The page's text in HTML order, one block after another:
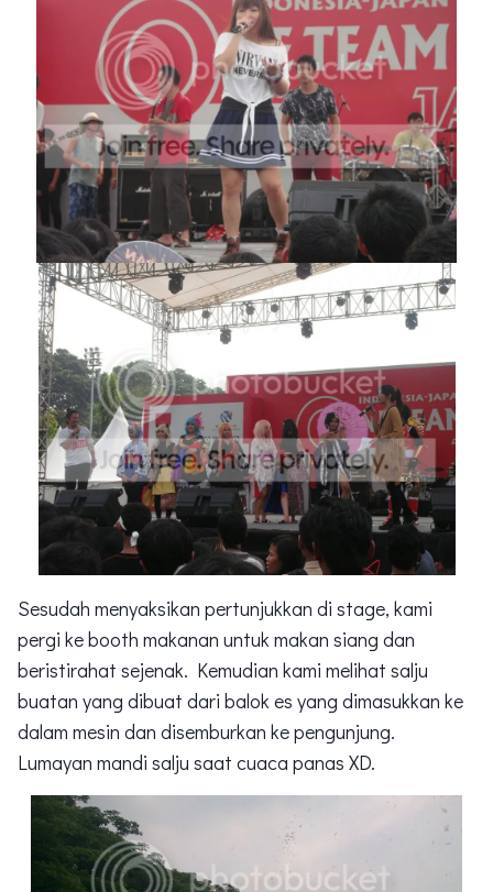
Sesudah menyaksikan pertunjukkan di stage, kami
pergi ke booth makanan untuk makan siang dan
beristirahat sejenak. Kemudian kami melihat salju
buatan yang dibuat dari balok es yang dimasukkan ke
dalam mesin dan disemburkan ke pengunjung.
Lumayan mandi salju saat cuaca panas XD.